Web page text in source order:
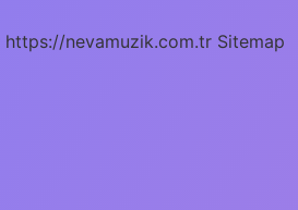
https://nevamuzik.com.tr Sitemap